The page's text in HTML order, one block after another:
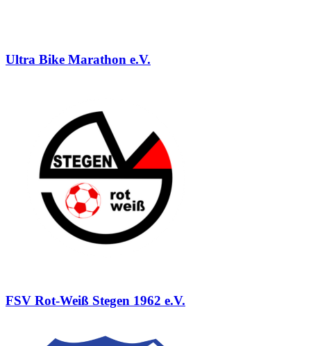
Ultra Bike Marathon e.V.
FSV Rot-Weiß Stegen 1962 e.V.